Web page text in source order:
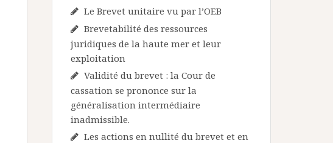
Le Brevet unitaire vu par l’OEB
Brevetabilité des ressources
juridiques de la haute mer et leur
exploitation
Validité du brevet : la Cour de
cassation se prononce sur la
généralisation intermédiaire
inadmissible.
Les actions en nullité du brevet et en